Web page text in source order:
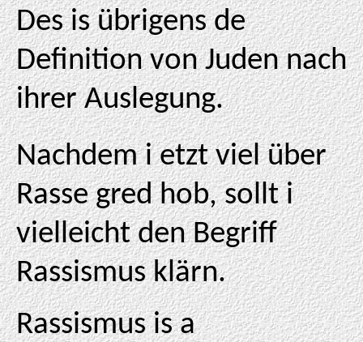
Des is übrigens de
Definition von Juden nach
ihrer Auslegung.
Nachdem i etzt viel über
Rasse gred hob, sollt i
vielleicht den Begriff
Rassismus klärn.
Rassismus is a